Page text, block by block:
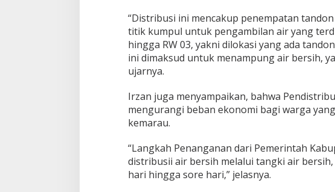
“Distribusi ini mencakup penempatan
titik kumpul untuk pengambilan air yang
hingga RW 03, yakni dilokasi yang ada
ini dimaksud untuk menampung air bersih,
ujarnya.
Irzan juga menyampaikan, bahwa
mengurangi beban ekonomi bagi warga
kemarau.
“Langkah Penanganan dari Pemerintah
distribusii air bersih melalui tangki air
hari hingga sore hari,” jelasnya.